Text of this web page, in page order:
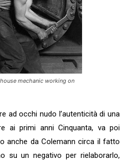
mechanic working on
ad occhi nudo l’autenticità di una
ai primi anni Cinquanta, va poi
anche da Colemann circa il fatto
su un negativo per rielaborarlo,